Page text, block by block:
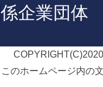
企業団体
のホームページ内の